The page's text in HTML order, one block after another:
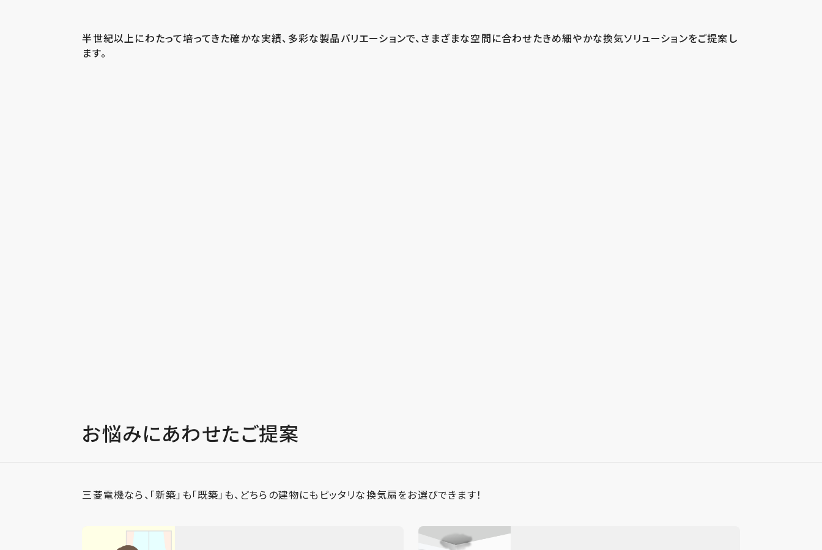
半世紀以上にわたって培ってきた確かな実績、多彩な製品バリエーションで、さまざまな空間に合わせたきめ細やかな換気ソリューションをご提案し
ます。
お悩みにあわせたご提案
三菱電機なら、「新築」も「既築」も、どちらの建物にもピッタリな換気扇をお選びできます！